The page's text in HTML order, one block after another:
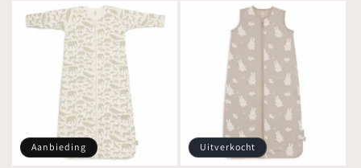
Aanbieding Uitverkocht